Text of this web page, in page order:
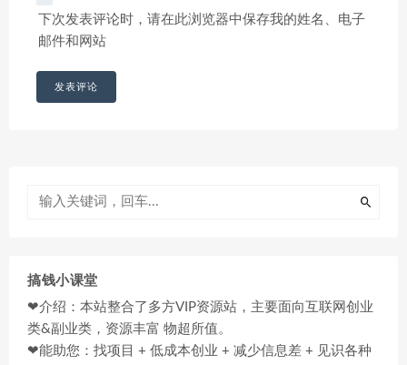
下次发表评论时，请在此浏览器中保存我的姓名、电子
邮件和网站
搞钱小课堂
❤介绍：本站整合了多方VIP资源站，主要面向互联网创业
类&副业类，资源丰富 物超所值。
❤能助您：找项目 + 低成本创业 + 减少信息差 + 见识各种